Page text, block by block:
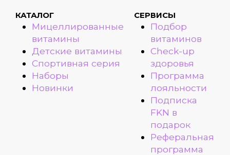
КАТАЛОГ
Мицеллированные
витамины
Детские витамины
Спортивная серия
Наборы
Новинки
СЕРВИСЫ
Подбор
витаминов
Check-up
здоровья
Программа
лояльности
Подписка
FKN в
подарок
Реферальная
программа